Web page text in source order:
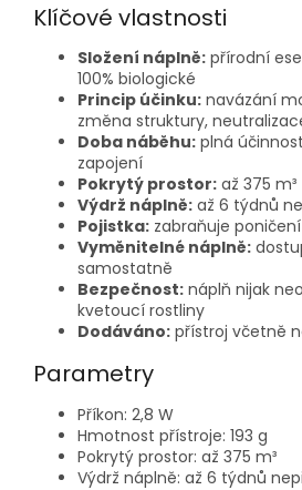
Klíčové vlastnosti
Složení náplně: přírodní
100% biologické
Princip účinku: navázání
změna struktury,
Doba náběhu: plná
zapojení
Pokrytý prostor: až 375 m³
Výdrž náplně: až 6 týdnů
Pojistka: zabraňuje
Vyměnitelné náplně:
samostatně
Bezpečnost: náplň nijak
kvetoucí rostliny
Dodáváno: přístroj včetně
Parametry
Příkon: 2,8 W
Hmotnost přístroje: 193 g
Pokrytý prostor: až 375 m³
Výdrž náplně: až 6 týdnů